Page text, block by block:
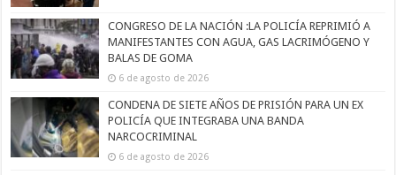
CONGRESO DE LA NACIÓN :LA POLICÍA REPRIMIÓ A
MANIFESTANTES CON AGUA, GAS LACRIMÓGENO Y
BALAS DE GOMA
6 de agosto de 2026
CONDENA DE SIETE AÑOS DE PRISIÓN PARA UN EX
POLICÍA QUE INTEGRABA UNA BANDA
NARCOCRIMINAL
6 de agosto de 2026